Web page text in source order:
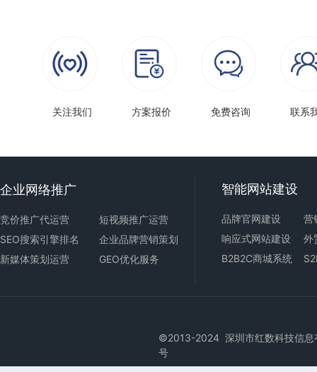
关注我们 方案报价 免费咨询 联系
智能网站建设
品牌官网建设
营
外
B2B2C商城系统
响应式网站建设
企业网络推广
SEO搜索引擎排名
企业品牌营销策划
GEO优化服务
新媒体策划运营
竞价推广代运营 短视频推广运营
©2013-2024 深圳市红数科技信
号